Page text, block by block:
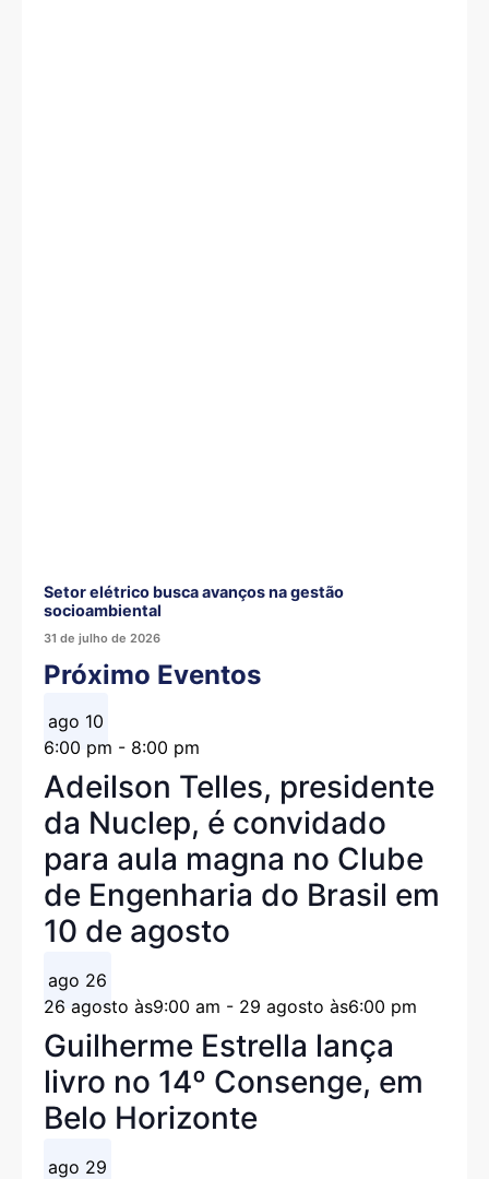
Setor elétrico busca avanços na gestão
socioambiental
31 de julho de 2026
Próximo Eventos
ago 10
6:00 pm - 8:00 pm
Adeilson Telles, presidente
da Nuclep, é convidado
para aula magna no Clube
de Engenharia do Brasil em
10 de agosto
ago 26
26 agosto às9:00 am - 29 agosto às6:00 pm
Guilherme Estrella lança
livro no 14º Consenge, em
Belo Horizonte
ago 29